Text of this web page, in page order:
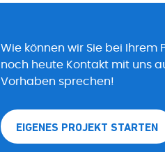
Wie können wir Sie bei Ihrem
noch heute Kontakt mit uns
Vorhaben sprechen!
EIGENES PROJEKT STARTEN